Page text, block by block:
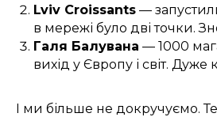
Lviv Croissants —
в мережі було дві точки.
Галя Балувана — 1000
вихід у Європу і світ.
І ми більше не докручуємо.